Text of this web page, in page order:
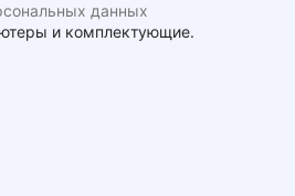
и комплектующие.
данных